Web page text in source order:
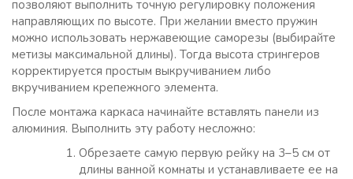
позволяют выполнить точную регулировку положения
направляющих по высоте. При желании вместо пружин
можно использовать нержавеющие саморезы (выбирайте
метизы максимальной длины). Тогда высота стрингеров
корректируется простым выкручиванием либо
вкручиванием крепежного элемента.
После монтажа каркаса начинайте вставлять панели из
алюминия. Выполнить эту работу несложно:
Обрезаете самую первую рейку на 3–5 см от
длины ванной комнаты и устанавливаете ее на